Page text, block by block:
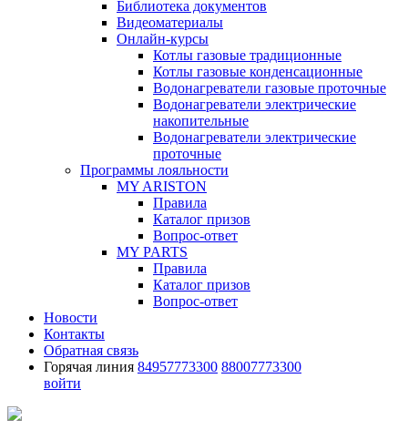
Библиотека документов
Видеоматериалы
Онлайн-курсы
Котлы газовые традиционные
Котлы газовые конденсационные
Водонагреватели газовые проточные
Водонагреватели электрические
накопительные
Водонагреватели электрические
проточные
Программы лояльности
MY ARISTON
Правила
Каталог призов
Вопрос-ответ
MY PARTS
Правила
Каталог призов
Вопрос-ответ
Новости
Контакты
Обратная связь
Горячая линия 84957773300 88007773300
войти